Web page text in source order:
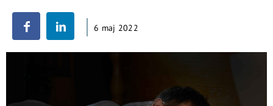
6 maj 2022